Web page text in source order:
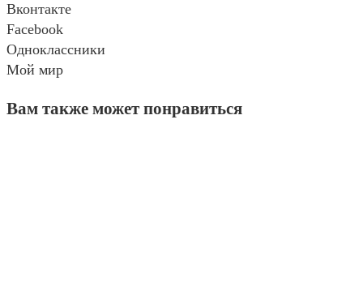
Вконтакте
Facebook
Одноклассники
Мой мир
Вам также может понравиться